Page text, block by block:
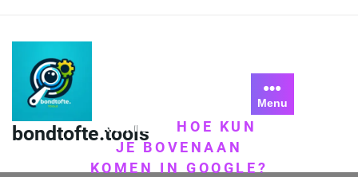
content
bondtofte.tools
Menu
KOMEN
HOE KUN
JE BOVENAAN
KOMEN IN GOOGLE?